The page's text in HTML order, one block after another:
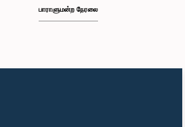
பாராளுமன்ற நேரலை